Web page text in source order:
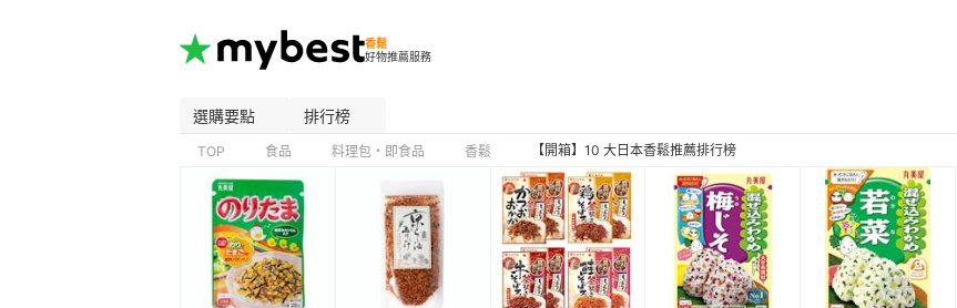
香鬆
好物推薦服務
選購要點 排行榜
TOP 食品 料理包・即食品 香鬆 【開箱】10 大日本香鬆推薦排行榜